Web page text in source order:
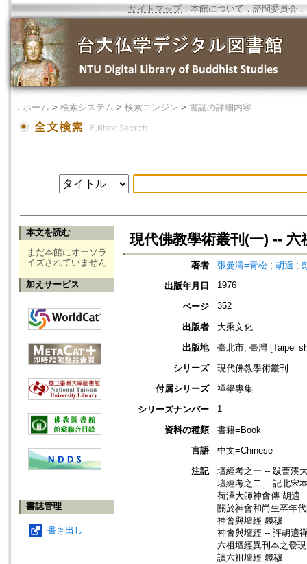
サイトマップ．本館について ． 諮問委員会 ．
． ホーム > 検索システム > 検索エンジン > 書誌の詳細内容
本文を読む
まだ本館にオーソラ
イズされていません
加えサービス
書誌管理
書き出し
現代佛教學術叢刊(一) -- 六
著者 張曼濤=青松 ; 胡適 ;
出版年月日
1976
ページ 352
出版者
大乘文化
出版地
臺北市, 臺灣 [Taipei
シリーズ
現代佛教學術叢刊
付属シリーズ
禪學專集
シリーズナンバー
1
資料の種類
書籍=Book
言語
中文=Chinese
注記
壇經考之一 -- 跋曹溪
壇經考之二 -- 記北宋
荷澤大師神會傳 胡適
關於神會和尚生卒年
神會與壇經 錢穆
神會與壇經 -- 評胡適
六祖壇經異刊本之發
讀六祖壇經 錢穆